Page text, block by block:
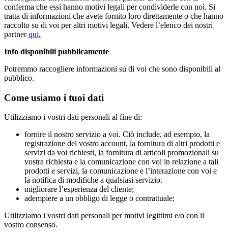
conferma che essi hanno motivi legali per condividerle con noi. Si
tratta di informazioni che avete fornito loro direttamente o che hanno
raccolto su di voi per altri motivi legali. Vedere l’elenco dei nostri
partnerqui.
Info disponibili pubblicamente
Potremmo raccogliere informazioni su di voi che sono disponibili al
pubblico.
Come usiamo i tuoi dati
Utilizziamo i vostri dati personali al fine di:
fornire il nostro servizio a voi. Ciò include, ad esempio, la
registrazione del vostro account, la fornitura di altri prodotti e
servizi da voi richiesti, la fornitura di articoli promozionali su
vostra richiesta e la comunicazione con voi in relazione a tali
prodotti e servizi, la comunicazione e l’interazione con voi e
la notifica di modifiche a qualsiasi servizio.
migliorare l’esperienza del cliente;
adempiere a un obbligo di legge o contrattuale;
Utilizziamo i vostri dati personali per motivi legittimi e/o con il
vostro consenso.